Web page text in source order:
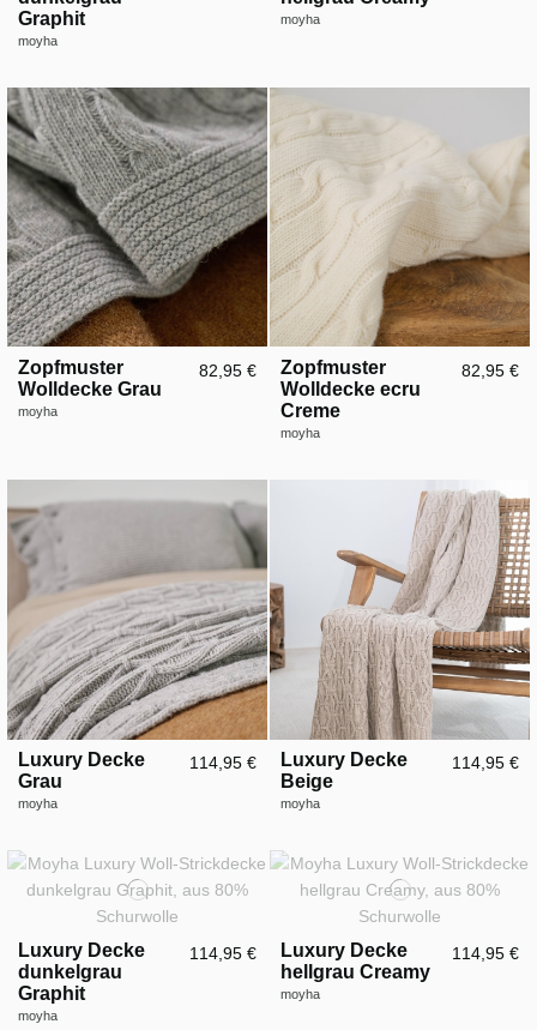
Graphit
moyha
moyha
Zopfmuster
Wolldecke Grau
moyha
82,95 €
Zopfmuster
Wolldecke ecru
Creme
moyha
82,95 €
Luxury Decke
Grau
moyha
114,95 €
Luxury Decke
Beige
moyha
114,95 €
Luxury Decke
dunkelgrau
Graphit
moyha
114,95 €
Luxury Decke
hellgrau Creamy
moyha
114,95 €